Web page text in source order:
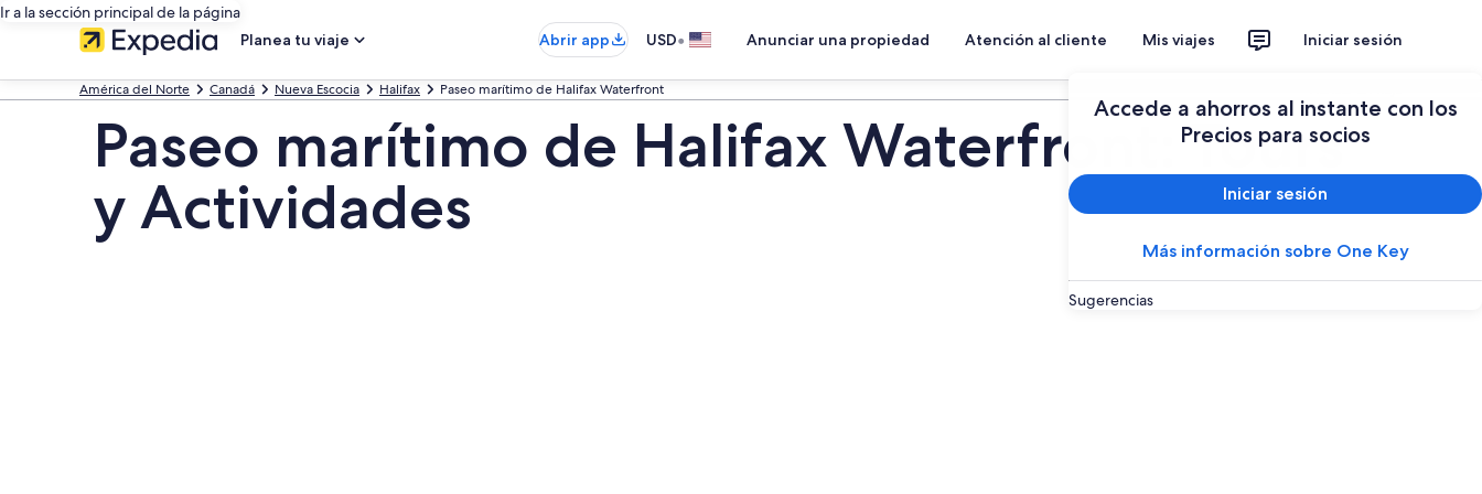
Ir a la sección principal de la página
Planea tu viaje
Abrir app USD• Anunciar una propiedad Atención al cliente Mis viajes Iniciar sesión
Accede a ahorros al instante con los
Precios para socios
Iniciar sesión
Más información sobre One Key
Sugerencias
América del Norte Canadá Nueva Escocia Halifax Paseo marítimo de Halifax Waterfront
Paseo marítimo de Halifax Waterfront: Tours
y Actividades